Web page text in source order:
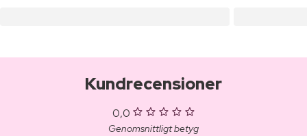
Kundrecensioner
0,0
Genomsnittligt betyg